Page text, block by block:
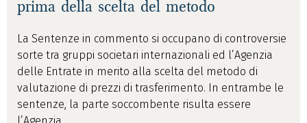
prima della scelta del metodo
La Sentenze in commento si occupano di controversie
sorte tra gruppi societari internazionali ed l’Agenzia
delle Entrate in merito alla scelta del metodo di
valutazione di prezzi di trasferimento. In entrambe le
sentenze, la parte soccombente risulta essere